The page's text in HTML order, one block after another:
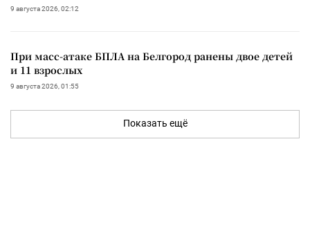
9 августа 2026, 02:12
При масс-атаке БПЛА на Белгород ранены двое детей
и 11 взрослых
9 августа 2026, 01:55
Показать ещё